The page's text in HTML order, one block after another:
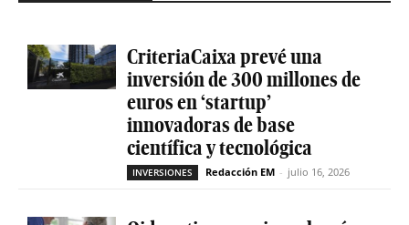
CriteriaCaixa prevé una
inversión de 300 millones de
euros en ‘startup’
innovadoras de base
científica y tecnológica
INVERSIONES Redacción EM - julio 16, 2026